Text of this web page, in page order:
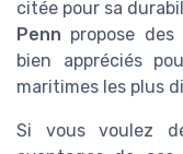
citée pour sa
Penn propose des
bien appréciés
maritimes les plus
Si vous voulez